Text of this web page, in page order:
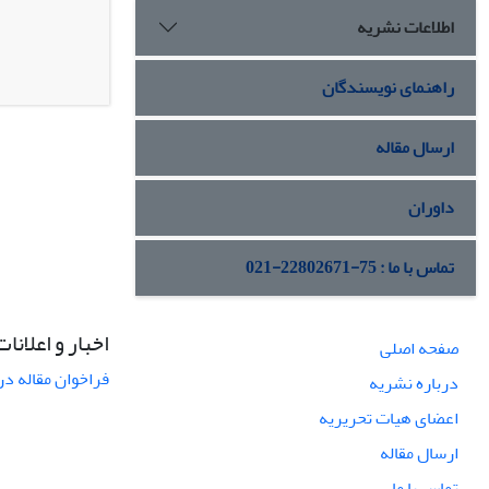
اطلاعات نشریه
راهنمای نویسندگان
ارسال مقاله
داوران
تماس با ما : 75-22802671-021
صفحه اصلی
درباره نشریه
اعضای هیات تحریریه
ارسال مقاله
اخبار و
فراخوان مقاله